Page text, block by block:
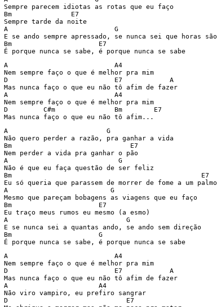
Sempre parecem idiotas as rotas que eu faço
Bm               E7
Sempre tarde da noite
A                           G
E se ando sempre apressado, se nunca sei que horas são
Bm                      E7
A                           A4
Nem sempre faço o que é melhor pra mim
D                           E7            A
Mas nunca faço o que eu não tô afim de fazer
A                           A4
Nem sempre faço o que é melhor pra mim
D         C#m               Bm        E7
A                         G
Não quero perder a razão, pra ganhar a vida
Bm                              E7
Nem perder a vida pra ganhar o pão
A                            G
Não é que eu faça questão de ser feliz
Bm                                                E7
Eu só queria que parassem de morrer de fome a um
A                          G
Mesmo que pareçam bobagens as viagens que eu faço
Bm                      E7
Eu traço meus rumos eu mesmo (a esmo)
A                              G
E se nunca sei a quantas ando, se ando sem direção
Bm                      G
A                           A4
Nem sempre faço o que é melhor pra mim
D                           E7            A
Mas nunca faço o que eu não tô afim de fazer
A                       A4
Não viro vampiro, eu prefiro sangrar
D                              E7